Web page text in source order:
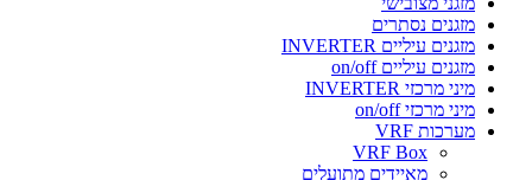
מזגנים נסתרים
מזגנים עיליים INVERTER
מזגנים עיליים on/off
מיני מרכזי INVERTER
מיני מרכזי on/off
מערכות VRF
VRF Box
מאיידים מתועלים